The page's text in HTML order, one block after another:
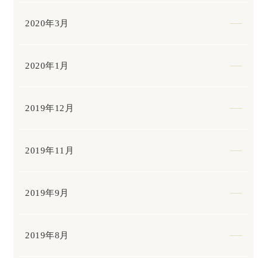
2020年3月
2020年1月
2019年12月
2019年11月
2019年9月
2019年8月